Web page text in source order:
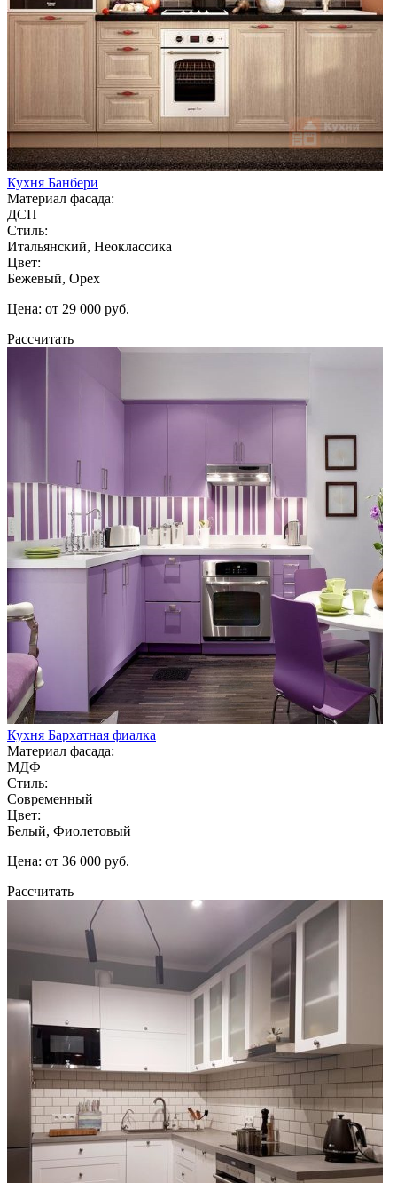
Кухня Банбери
Материал фасада:
ДСП
Стиль:
Итальянский, Неоклассика
Цвет:
Бежевый, Орех
Цена: от 29 000 руб.
Рассчитать
Кухня Бархатная фиалка
Материал фасада:
МДФ
Стиль:
Современный
Цвет:
Белый, Фиолетовый
Цена: от 36 000 руб.
Рассчитать